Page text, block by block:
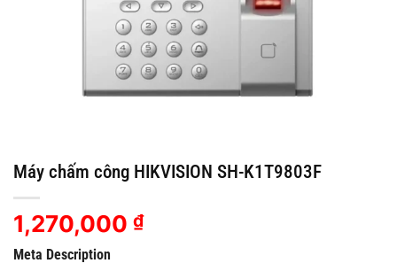
Máy chấm công HIKVISION SH-K1T9803F
1,270,000 ₫
Meta Description